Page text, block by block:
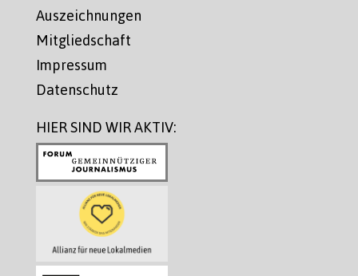
Auszeichnungen
Mitgliedschaft
Impressum
Datenschutz
HIER SIND WIR AKTIV: